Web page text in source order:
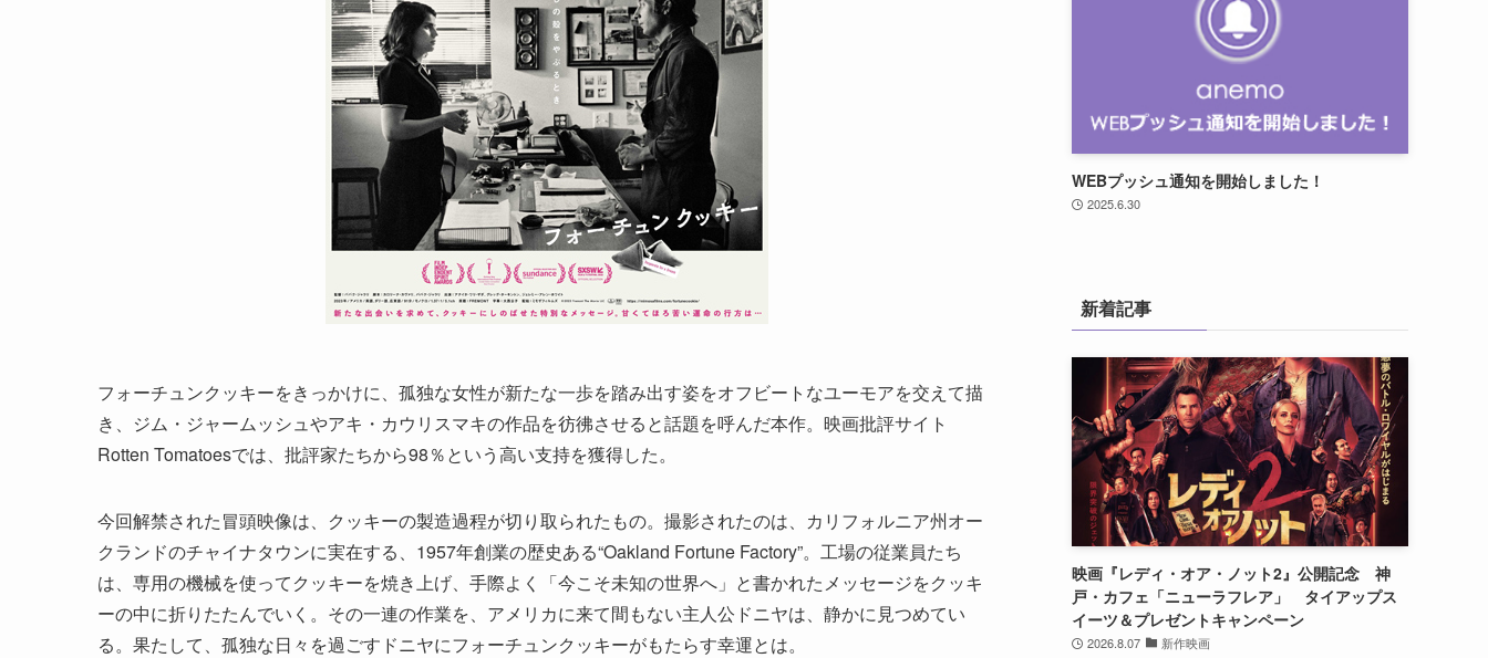
フォーチュンクッキーをきっかけに、孤独な女性が新たな一歩を踏み出す姿をオフビートなユーモアを交えて描
き、ジム・ジャームッシュやアキ・カウリスマキの作品を彷彿させると話題を呼んだ本作。映画批評サイト
Rotten Tomatoesでは、批評家たちから98％という高い支持を獲得した。
今回解禁された冒頭映像は、クッキーの製造過程が切り取られたもの。撮影されたのは、カリフォルニア州オー
クランドのチャイナタウンに実在する、1957年創業の歴史ある“Oakland Fortune Factory”。工場の従業員たち
は、専用の機械を使ってクッキーを焼き上げ、手際よく「今こそ未知の世界へ」と書かれたメッセージをクッキ
ーの中に折りたたんでいく。その一連の作業を、アメリカに来て間もない主人公ドニヤは、静かに見つめてい
る。果たして、孤独な日々を過ごすドニヤにフォーチュンクッキーがもたらす幸運とは。
WEBプッシュ通知を開始しました！
2025.6.30
新着記事
映画『レディ・オア・ノット2』公開記念 神
戸・カフェ「ニューラフレア」 タイアップス
イーツ＆プレゼントキャンペーン
2026.8.07 新作映画